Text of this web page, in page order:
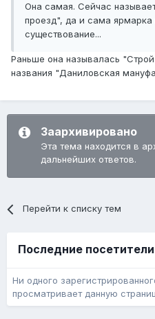
Она самая. Сейчас
проезд", да и сама ярмарка
существование...
Раньше она называлась
названия "Даниловская
Заархивировано
Эта тема находится в
дальнейших ответов.
Перейти к списку тем
Последние посетители
Ни одного
просматривает данную